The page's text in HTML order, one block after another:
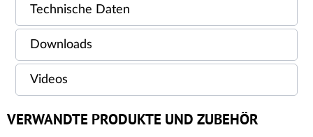
Technische Daten
Downloads
Videos
VERWANDTE PRODUKTE UND ZUBEHÖR